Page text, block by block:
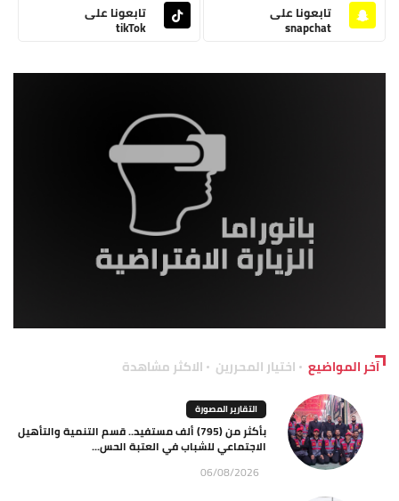
تابعونا على
snapchat
تابعونا على
tikTok
آخر المواضيع اختيار المحررين الاكثر مشاهدة
التقارير المصورة
بأكثر من (795) ألف مستفيد.. قسم التنمية والتأهيل
الاجتماعي للشباب في العتبة الحس...
06/08/2026